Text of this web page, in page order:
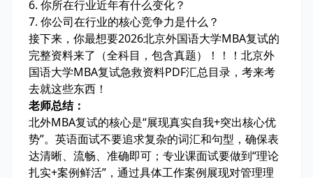
6. 你所在行业近年有什么变化？
7. 你公司在行业的核心竞争力是什么？
接下来，你最想要2026北京外国语大学MBA复试的
完整资料来了（全科目，包含真题）！！！北京外
国语大学MBA复试急救资料PDF汇总目录，考来考
去就这些东西！
老师总结：
北外MBA复试的核心是“展现真实自我+突出核心优
势”。英语面试不要追求复杂的词汇和句型，确保表
达清晰、流畅、准确即可；专业课面试要做到“理论
扎实+案例鲜活”，通过具体工作案例展现对管理理